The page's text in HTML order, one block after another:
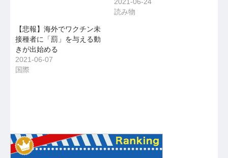
読み物
【悲報】海外でワクチン未
接種者に「罰」を与える動
きが出始める
2021-06-07
国際